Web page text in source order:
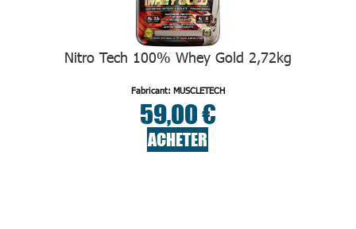
Nitro Tech 100% Whey Gold 2,72kg
Fabricant: MUSCLETECH
59,00 €
ACHETER